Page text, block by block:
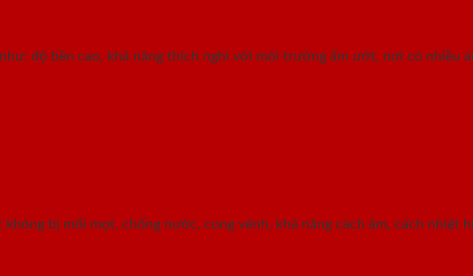
độ bền cao, khả năng thích nghi với môi trường ẩm ướt, nơi có nhiều
bị mối mọt, chống nước, cong vênh, khả năng cách âm, cách nhiệt